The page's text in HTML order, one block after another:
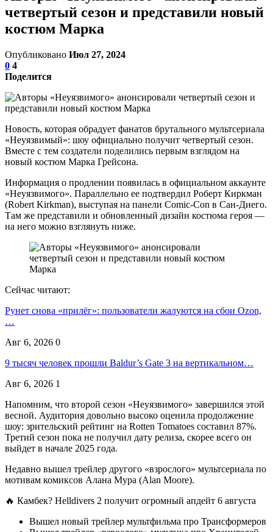
четвертый сезон и представили новый
костюм Марка
Опубликовано Июл 27, 2024
0 4
Поделится
Новость, которая обрадует фанатов брутального мультсериала
«Неуязвимый»: шоу официально получит четвертый сезон.
Вместе с тем создатели поделились первым взглядом на
новый костюм Марка Грейсона.
Информация о продлении появилась в официальном аккаунте
«Неуязвимого». Параллельно ее подтвердил Роберт Киркман
(Robert Kirkman), выступая на панели Comic-Con в Сан-Диего.
Там же представили и обновленный дизайн костюма героя —
на него можно взглянуть ниже.
Сейчас читают:
Рунет снова «прилёг»: пользователи жалуются на сбои Ozon,
…
Авг 6, 2026 0
9 тысяч человек прошли Baldur’s Gate 3 на вертикальном…
Авг 6, 2026 1
Напомним, что второй сезон «Неуязвимого» завершился этой
весной. Аудитория довольно высоко оценила продолжение
шоу: зрительский рейтинг на Rotten Tomatoes составил 87%.
Третий сезон пока не получил дату релиза, скорее всего он
выйдет в начале 2025 года.
Недавно вышел трейлер другого «взрослого» мультсериала по
мотивам комиксов Алана Мура (Alan Moore).
🔥 Камбек? Helldivers 2 получит огромный апдейт 6 августа
Вышел новый трейлер мультфильма про Трансформеров